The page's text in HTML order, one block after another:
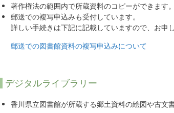
著作権法の範囲内で所蔵資料のコピーができます。
郵送での複写申込みも受付しています。
詳しい手続きは下記に記載していますので、お申
郵送での図書館資料の複写申込みについて
デジタルライブラリー
香川県立図書館が所蔵する郷土資料の絵図や古文